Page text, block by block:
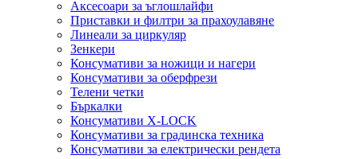
Аксесоари за ъглошлайфи
Приставки и филтри за прахоулавяне
Линеали за циркуляр
Зенкери
Консумативи за ножици и нагери
Консумативи за оберфрези
Телени четки
Бъркалки
Консумативи X-LOCK
Консумативи за градинска техника
Консумативи за електрически рендета